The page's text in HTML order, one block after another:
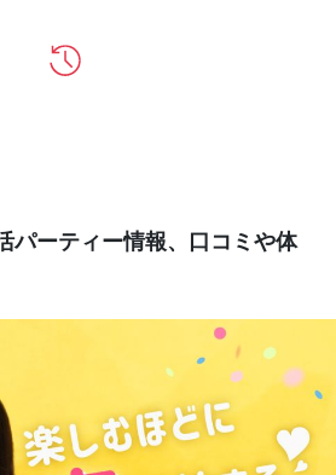
パーティー情報、口コミや体